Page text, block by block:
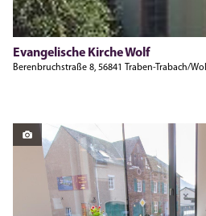
Evangelische Kirche Wolf
Berenbruchstraße 8, 56841 Traben-Trabach/